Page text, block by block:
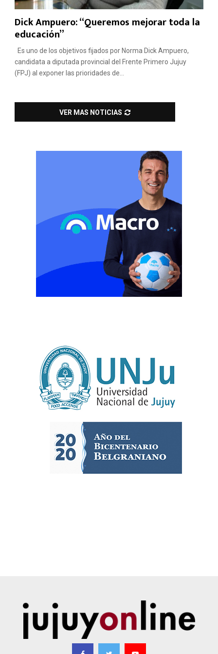
Dick Ampuero: “Queremos mejorar toda la
educación”
Es uno de los objetivos fijados por Norma Dick Ampuero,
candidata a diputada provincial del Frente Primero Jujuy
(FPJ) al exponer las prioridades de...
VER MAS NOTICIAS